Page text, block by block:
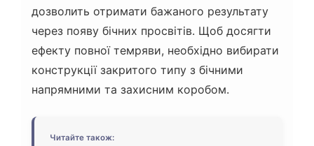
дозволить отримати бажаного результату
через появу бічних просвітів. Щоб досягти
ефекту повної темряви, необхідно вибирати
конструкції закритого типу з бічними
напрямними та захисним коробом.
Читайте також: